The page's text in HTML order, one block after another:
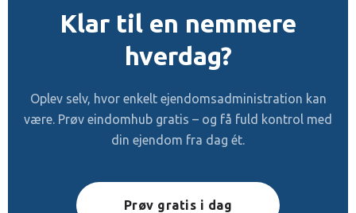
Klar til en nemmere
hverdag?
Oplev selv, hvor enkelt ejendomsadministration kan
være. Prøv eindomhub gratis – og få fuld kontrol med
din ejendom fra dag ét.
Prøv gratis i dag